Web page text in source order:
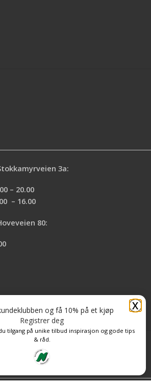
3a:
– 20.00
16.00
80:
X
og få 10% på et kjøp
Registrer deg
tilgang på unike tilbud inspirasjon og gode tips
& råd.